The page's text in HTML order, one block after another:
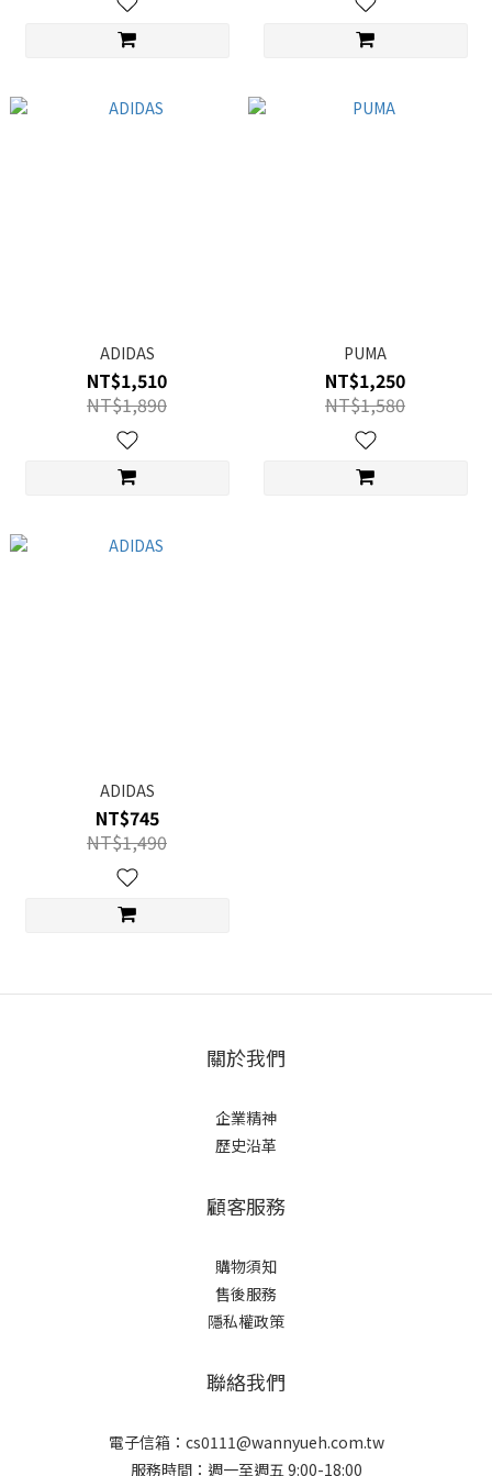
ADIDAS
NT$1,510
NT$1,890
PUMA
NT$1,250
NT$1,580
ADIDAS
NT$745
NT$1,490
關於我們
企業精神
歷史沿革
顧客服務
購物須知
售後服務
隱私權政策
聯絡我們
電子信箱：cs0111@wannyueh.com.tw
服務時間：週一至週五 9:00-18:00